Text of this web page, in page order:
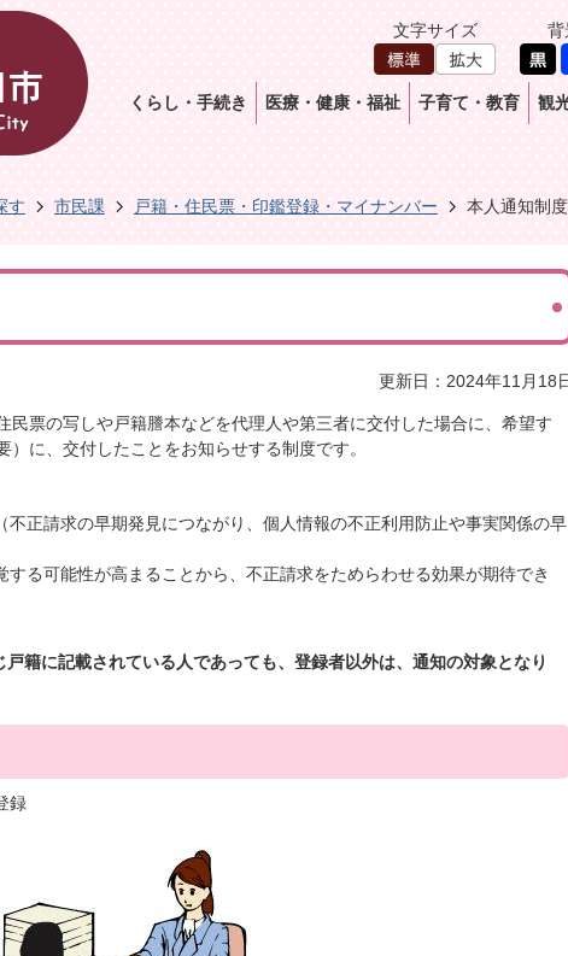
文字サイズ 背
くらし・手続き 医療・健康・福祉 子育て・教育 観
す 市民課 戸籍・住民票・印鑑登録・マイナンバー 本人通知制度
更新日：2024年11月18
民票の写しや戸籍謄本などを代理人や第三者に交付した場合に、希望す
に、交付したことをお知らせする制度です。
不正請求の早期発見につながり、個人情報の不正利用防止や事実関係の早
する可能性が高まることから、不正請求をためらわせる効果が期待でき
籍に記載されている人であっても、登録者以外は、通知の対象となり
録